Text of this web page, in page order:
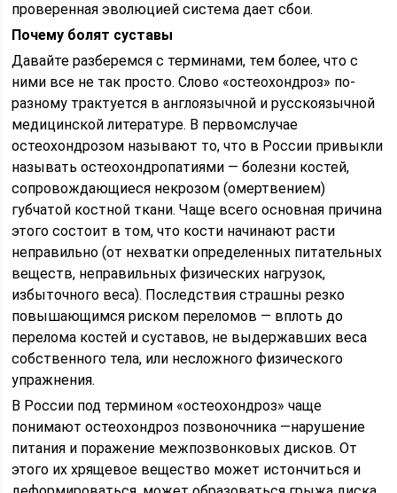
проверенная эволюцией система дает сбои.
Почему болят суставы
Давайте разберемся с терминами, тем более, что с
ними все не так просто. Cлово «остеохондроз» по-
разному трактуется в англоязычной и русскоязычной
медицинской литературе. В первомслучае
остеохондрозом называют то, что в России привыкли
называть остеохондропатиями — болезни костей,
сопровождающиеся некрозом (омертвением)
губчатой костной ткани. Чаще всего основная причина
этого состоит в том, что кости начинают расти
неправильно (от нехватки определенных питательных
веществ, неправильных физических нагрузок,
избыточного веса). Последствия страшны резко
повышающимся риском переломов — вплоть до
перелома костей и суставов, не выдержавших веса
собственного тела, или несложного физического
упражнения.
В России под термином «остеохондроз» чаще
понимают остеохондроз позвоночника —нарушение
питания и поражение межпозвонковых дисков. От
этого их хрящевое вещество может истончиться и